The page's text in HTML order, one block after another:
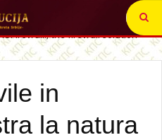
in
la natura